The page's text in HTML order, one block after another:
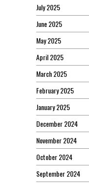
July 2025
June 2025
May 2025
April 2025
March 2025
February 2025
January 2025
December 2024
November 2024
October 2024
September 2024